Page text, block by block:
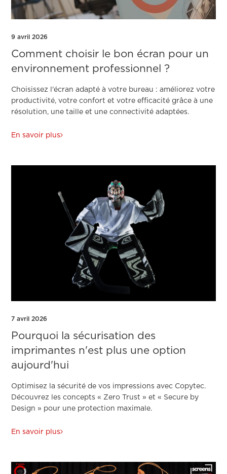
9 avril 2026
Comment choisir le bon écran pour un
environnement professionnel ?
Choisissez l'écran adapté à votre bureau : améliorez votre
productivité, votre confort et votre efficacité grâce à une
résolution, une taille et une connectivité adaptées.
En savoir plus
7 avril 2026
Pourquoi la sécurisation des
imprimantes n'est plus une option
aujourd'hui
Optimisez la sécurité de vos impressions avec Copytec.
Découvrez les concepts « Zero Trust » et « Secure by
Design » pour une protection maximale.
En savoir plus